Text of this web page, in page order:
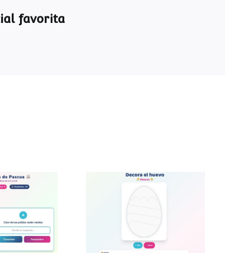
favorita
de
Decora el huevo de
Pascua